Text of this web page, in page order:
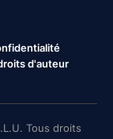
d'auteur
Tous droits